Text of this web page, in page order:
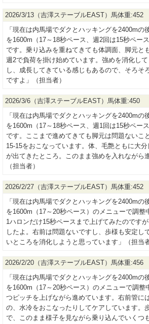
2026/3/13（吉澤ステーブルEAST）馬体重:452
「現在は内馬場でダクとハッキングを2400mの
を1600m（17～18秒ペース、週2回は15秒ペー
です。乗り込みを重ねてきても体調面、脚元と
週2で負荷を掛け始めています。強めを消化し
し、成長してきている感じもあるので、そろそ
ですよ」（担当者）
2026/3/6（吉澤ステーブルEAST）馬体重:450
「現在は内馬場でダクとハッキングを2400mの
を1600m（17～18秒ペース、週1回は15秒ペー
です。ここまで進めてきても脚元は問題ないこ
15-15をおこなっています。体、毛艶ともに大
が出てきたところ。このまま強めを入れながら
（担当者）
2026/2/27（吉澤ステーブルEAST）馬体重:452
「現在は内馬場でダクとハッキングを2400mの
を1600m（17～20秒ペース）のメニューで調整
1ハロンだけ15秒ペースまで上げてみたのです
したよ。右前は問題ないですし、歩様も安定し
いところを消化しようと思っています」（担当者
2026/2/20（吉澤ステーブルEAST）馬体重:456
「現在は内馬場でダクとハッキングを2400mの
を1600m（17～20秒ペース）のメニューで調整
つピッチを上げながら進めています。右前管に
の、水冷をおこなったりしてケアしています。
で、このまま様子を見ながら乗り込んでいくつ